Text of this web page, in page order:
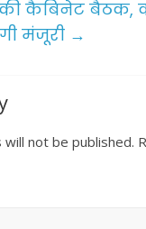
कैबिनेट बैठक,
मंजूरी →
not be published.